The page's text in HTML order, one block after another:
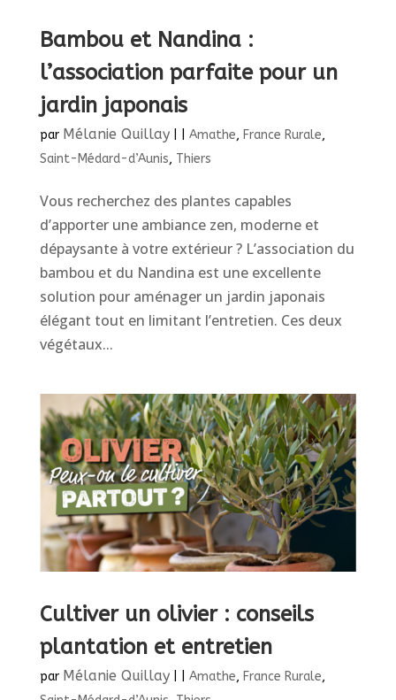
Bambou et Nandina :
l’association parfaite pour un
jardin japonais
par Mélanie Quillay| Amathe, France Rurale,
Saint-Médard-d’Aunis, Thiers
Vous recherchez des plantes capables
d’apporter une ambiance zen, moderne et
dépaysante à votre extérieur ? L’association du
bambou et du Nandina est une excellente
solution pour aménager un jardin japonais
élégant tout en limitant l’entretien. Ces deux
végétaux...
Cultiver un olivier : conseils
plantation et entretien
par Mélanie Quillay| Amathe, France Rurale,